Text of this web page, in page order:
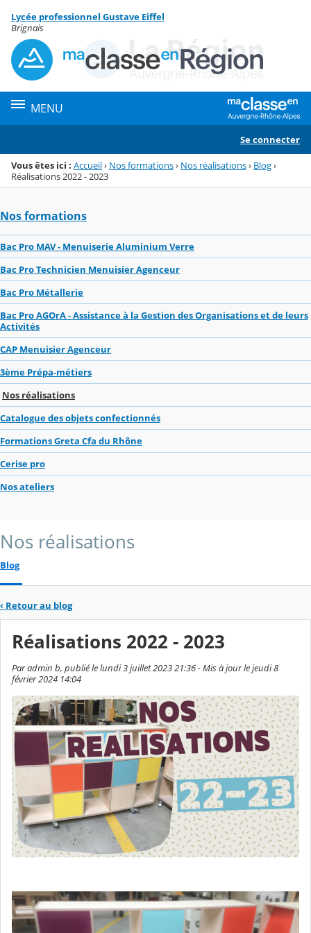
Menu de la rubrique
Contenu
Lycée professionnel Gustave Eiffel
Brignais
MENU
Se connecter
Vous êtes ici : Accueil› Nos formations› Nos réalisations› Blog›
Réalisations 2022 - 2023
Nos formations
Bac Pro MAV - Menuiserie Aluminium Verre
Bac Pro Technicien Menuisier Agenceur
Bac Pro Métallerie
Bac Pro AGOrA - Assistance à la Gestion des Organisations et de leurs
Activités
CAP Menuisier Agenceur
3ème Prépa-métiers
Nos réalisations
Catalogue des objets confectionnés
Formations Greta Cfa du Rhône
Cerise pro
Nos ateliers
Nos réalisations
Blog
‹ Retour au blog
Réalisations 2022 - 2023
Par admin b, publié le lundi 3 juillet 2023 21:36 - Mis à jour le jeudi 8
février 2024 14:04